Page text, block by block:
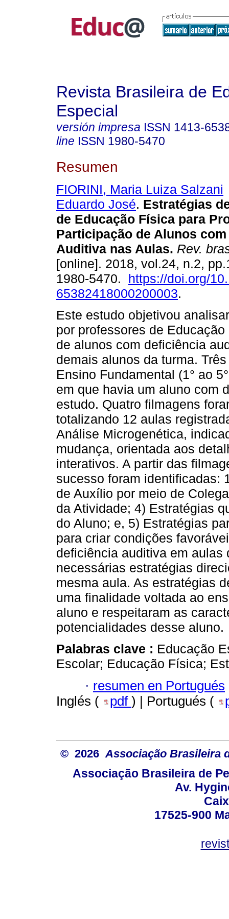
Revista Brasileira de
Especial
versión impresa ISSN 1413-
line ISSN 1980-5470
Resumen
FIORINI, Maria Luiza Salzani
Eduardo José. Estratégias
de Educação Física para
Participação de Alunos
Auditiva nas Aulas. Rev.
[online]. 2018, vol.24, n.2,
1980-5470. https://doi.org/
65382418000200003.
Este estudo objetivou
por professores de
de alunos com deficiência
demais alunos da turma.
Ensino Fundamental (1° ao
em que havia um aluno com
estudo. Quatro filmagens
totalizando 12 aulas
Análise Microgenética,
mudança, orientada aos
interativos. A partir das
sucesso foram identificadas:
de Auxílio por meio de
da Atividade; 4) Estratégias
do Aluno; e, 5) Estratégias
para criar condições
deficiência auditiva em
necessárias estratégias
mesma aula. As estratégias
uma finalidade voltada ao
aluno e respeitaram as
potencialidades desse aluno.
Palabras clave : Educação
Escolar; Educação Física;
· resumen en Portugués
Inglés (
pdf ) | Portugués (
© 2026 Associação Brasileira
Associação Brasileira de
Av.
17525-900